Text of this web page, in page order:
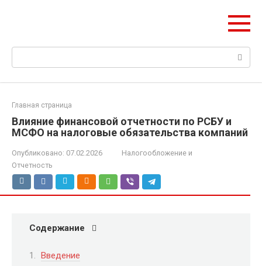
Поиск:
Главная страница
Влияние финансовой отчетности по РСБУ и
МСФО на налоговые обязательства компаний
Опубликовано: 07.02.2026
Налогообложение и
Отчетность
Содержание
Введение